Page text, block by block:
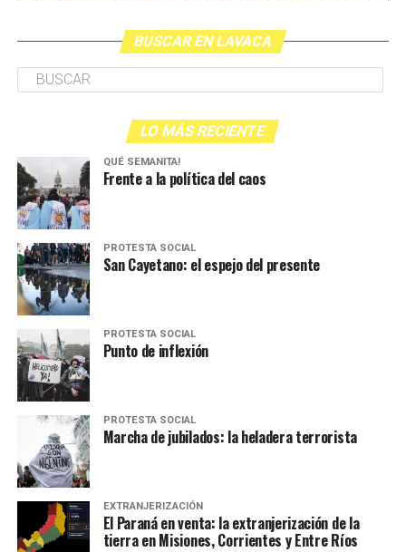
BUSCAR EN LAVACA
LO MÁS RECIENTE
QUÉ SEMANITA!
Frente a la política del caos
PROTESTA SOCIAL
San Cayetano: el espejo del presente
PROTESTA SOCIAL
Punto de inflexión
PROTESTA SOCIAL
Marcha de jubilados: la heladera terrorista
EXTRANJERIZACIÓN
El Paraná en venta: la extranjerización de la
tierra en Misiones, Corrientes y Entre Ríos